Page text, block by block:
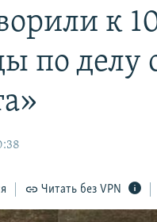
к
по делу
Читать без VPN